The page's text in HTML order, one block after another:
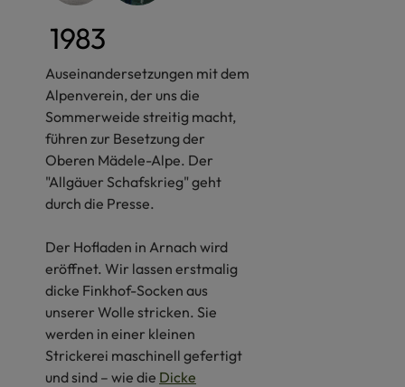
1983
Auseinandersetzungen mit dem
Alpenverein, der uns die
Sommerweide streitig macht,
führen zur Besetzung der
Oberen Mädele-Alpe. Der
"Allgäuer Schafskrieg" geht
durch die Presse.
Der Hofladen in Arnach wird
eröffnet. Wir lassen erstmalig
dicke Finkhof-Socken aus
unserer Wolle stricken. Sie
werden in einer kleinen
Strickerei maschinell gefertigt
und sind – wie die Dicke